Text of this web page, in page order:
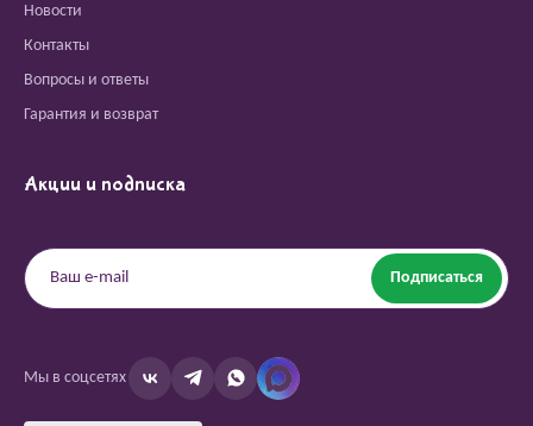
Новости
Контакты
Вопросы и ответы
Гарантия и возврат
Акции и подписка
Подписаться
Мы в соцсетях